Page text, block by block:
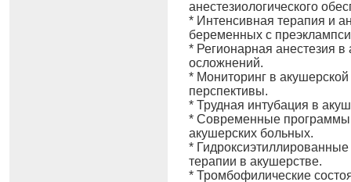
анестезиологического
* Интенсивная терапия и
беременных с
* Регионарная анестезия
осложнений.
* Мониторинг в
перспективы.
* Трудная интубация в
* Современные программы
акушерских больных.
*
терапии в акушерстве.
* Тромбофилические